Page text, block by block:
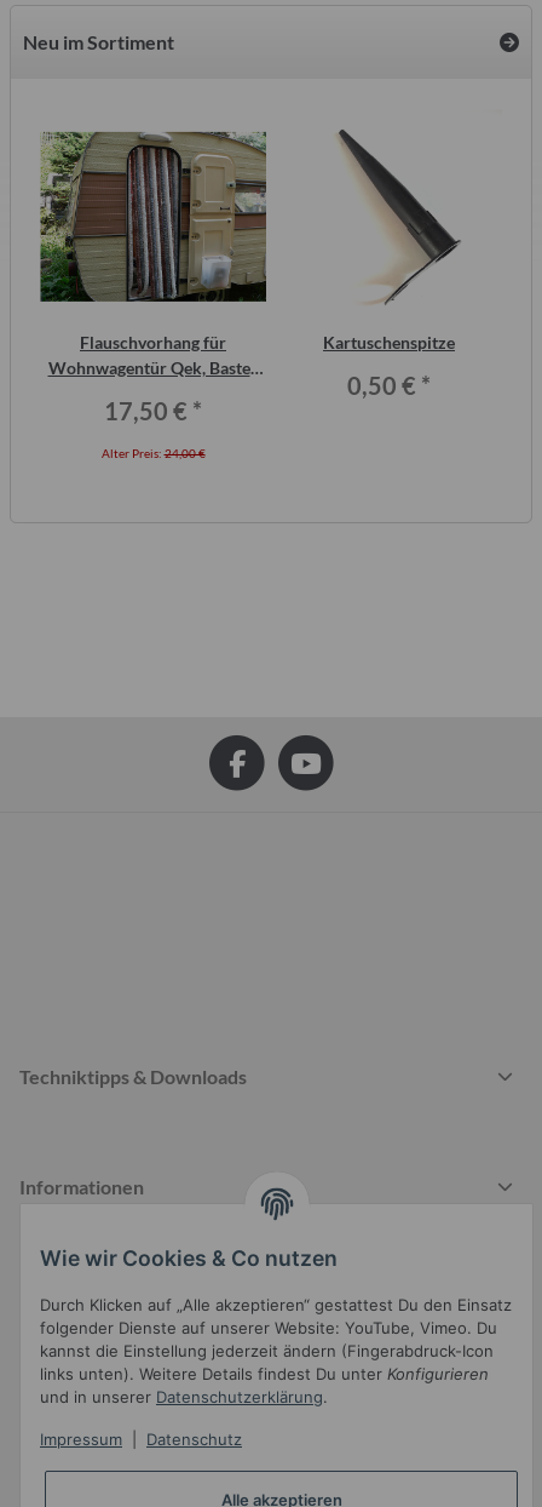
Neu im Sortiment
Flauschvorhang für
Wohnwagentür Qek, Bastei,
17,50 € *
Alter Preis:24,00 €
Kartuschenspitze
0,50 € *
Techniktipps & Downloads
Informationen
Gesetzliche Informationen
Widerrufsbutton
Wie wir Cookies & Co nutzen
Durch Klicken auf „Alle akzeptieren“ gestattest Du den Einsatz
folgender Dienste auf unserer Website: YouTube, Vimeo. Du
kannst die Einstellung jederzeit ändern (Fingerabdruck-Icon
links unten). Weitere Details findest Du unter Konfigurieren
und in unserer Datenschutzerklärung.
Impressum Datenschutz
Alle akzeptieren